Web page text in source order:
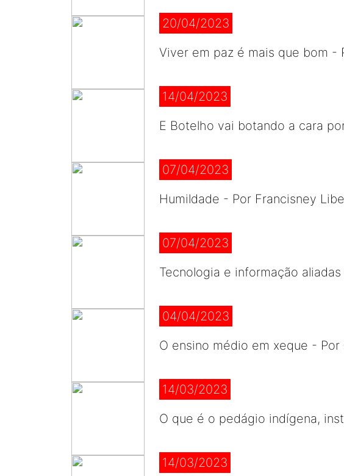
20/04/2023
Viver em paz é mais que bom -
14/04/2023
E Botelho vai botando a cara
07/04/2023
Humildade - Por Francisney
07/04/2023
Tecnologia e informação
04/04/2023
O ensino médio em xeque - Por
14/03/2023
O que é o pedágio indígena,
14/03/2023